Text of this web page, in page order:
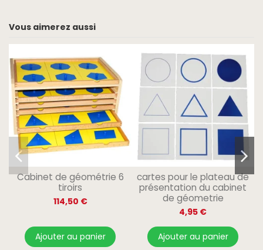
Vous aimerez aussi
Cabinet de géométrie 6
tiroirs
114,50 €
Ajouter au panier
cartes pour le plateau de
présentation du cabinet
de géometrie
4,95 €
Ajouter au panier